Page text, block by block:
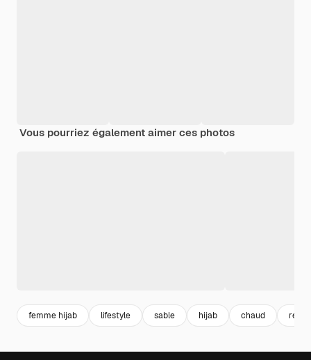
Vous pourriez également aimer ces photos
femme hijab lifestyle sable hijab chaud